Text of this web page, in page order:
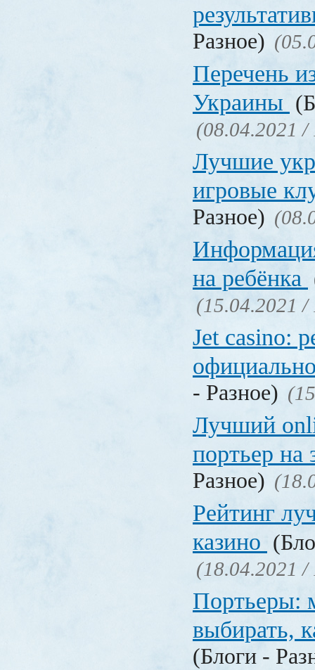
Разное)
Перечень
Украины
(08.04.2021 /
Лучшие
игровые
Разное)
на ребёнка
(15.04.2021 /
Jet casino:
- Разное)
Лучший
портьер на
Разное)
Рейтинг
казино
(18.04.2021 /
Портьеры:
выбирать,
(Блоги -